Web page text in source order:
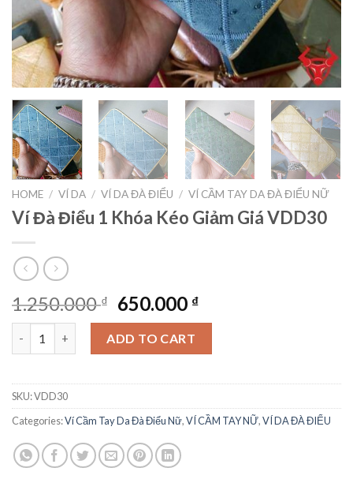
HOME / VÍ DA / VÍ DA ĐÀ ĐIỂU / VÍ CẦM TAY DA ĐÀ ĐIỂU NỮ
Ví Đà Điểu 1 Khóa Kéo Giảm Giá VDD30
1.250.000₫ 650.000 ₫
ADD TO CART
SKU:VDD30
Categories:Ví Cầm Tay Da Đà Điểu Nữ,VÍ CẦM TAY NỮ,VÍ DA ĐÀ ĐIỂU